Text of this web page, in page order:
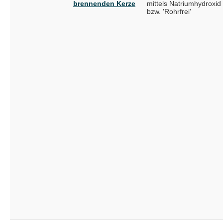
brennenden Kerze
mittels Natriumhydroxid
bzw. 'Rohrfrei'